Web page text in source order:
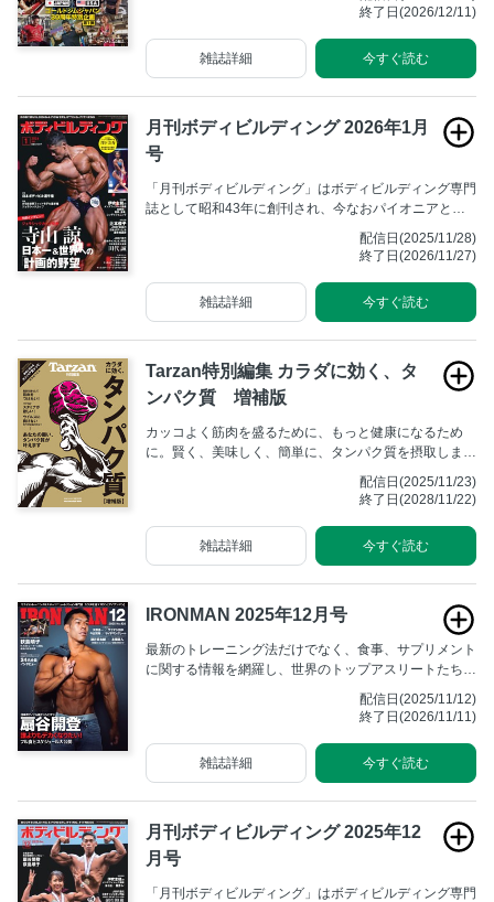
紹介する。 究極を目指すアスリートのためのマニアッ
終了日(2026/12/11)
今すぐ読む
雑誌詳細
月刊ボディビルディング 2026年1月
号
「月刊ボディビルディング」はボディビルディング専門
誌として昭和43年に創刊され、今なおパイオニアとし
ての不動の地位を築いています。全国のボディビルダー
からは「月ボ」の愛称で広く親しまれ、ボディビル大会
をいただいております。
配信日(2025/11/28)
終了日(2026/11/27)
今すぐ読む
雑誌詳細
Tarzan特別編集 カラダに効く、タ
ンパク質 増補版
カッコよく筋肉を盛るために、もっと健康になるため
に。賢く、美味しく、簡単に、タンパク質を摂取しまし
ょう！思いもよらなかったことが次々と起こる時代で
す。こんな時に信じられるのは、きっと自分自身だけ。
や不安に負けないココロです。だからこそ『ターザン』
は「タンパク質」に注目します。
配信日(2025/11/23)
終了日(2028/11/22)
今すぐ読む
雑誌詳細
IRONMAN 2025年12月号
最新のトレーニング法だけでなく、食事、サプリメント
に関する情報を網羅し、世界のトップアスリートたちが
行なっている方法、海外の最新トレーニング&栄養学を
紹介する。 究極を目指すアスリートのためのマニアッ
配信日(2025/11/12)
終了日(2026/11/11)
今すぐ読む
雑誌詳細
月刊ボディビルディング 2025年12
月号
「月刊ボディビルディング」はボディビルディング専門